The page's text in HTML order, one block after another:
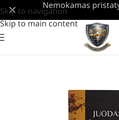
Skip to navigation
Skip to main content
Nemokamas